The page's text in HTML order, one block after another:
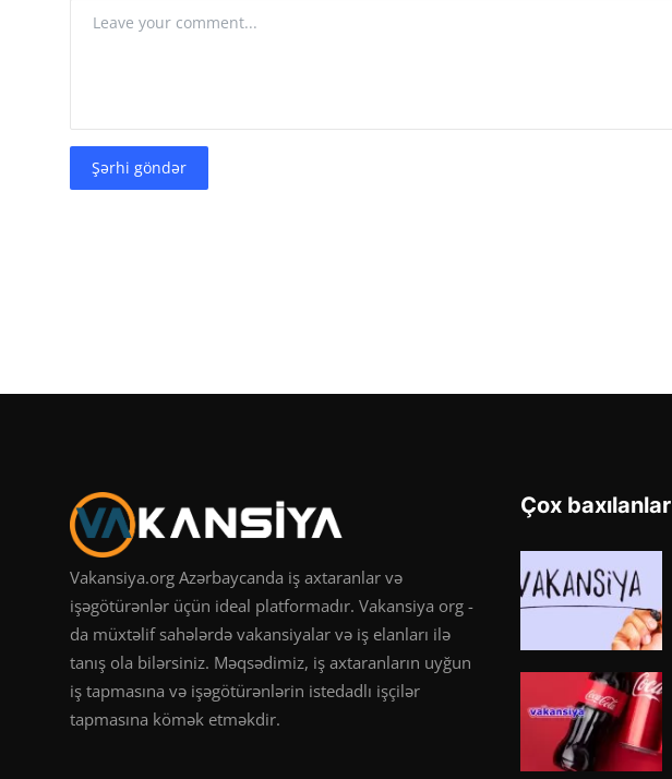
Şərhi göndər
Vakansiya.org Azərbaycanda iş axtaranlar və
işəgötürənlər üçün ideal platformadır. Vakansiya org -
da müxtəlif sahələrdə vakansiyalar və iş elanları ilə
tanış ola bilərsiniz. Məqsədimiz, iş axtaranların uyğun
iş tapmasına və işəgötürənlərin istedadlı işçilər
tapmasına kömək etməkdir.
Çox baxılanlar